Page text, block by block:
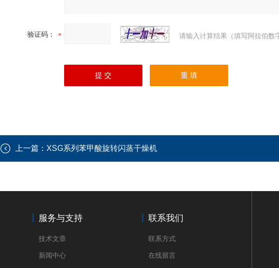
验证码： 请输入计算结果（填写阿拉伯数
上一篇： XSG系列苯甲酸旋转闪蒸干燥机
服务与支持
技术文章
新闻中心
联系我们
联系方式
在线留言